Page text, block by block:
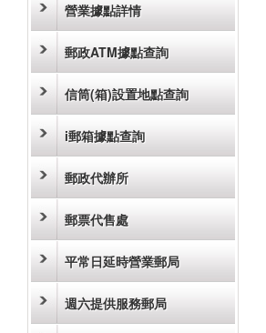
營業據點詳情
郵政ATM據點查詢
信筒(箱)設置地點查詢
i郵箱據點查詢
郵政代辦所
郵票代售處
平常日延時營業郵局
週六提供服務郵局